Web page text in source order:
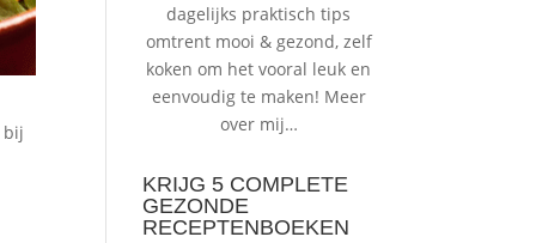
bij
dagelijks praktisch tips
omtrent mooi & gezond, zelf
koken om het vooral leuk en
eenvoudig te maken! Meer
over mij…
KRIJG 5 COMPLETE
GEZONDE
RECEPTENBOEKEN